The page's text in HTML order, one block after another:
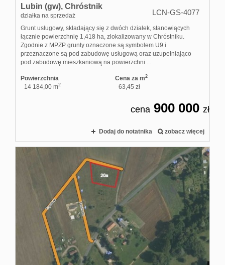
Lubin (gw), Chróstnik
działka na sprzedaż LCN-GS-4077
Grunt usługowy, składający się z dwóch działek, stanowiących
łącznie powierzchnię 1,418 ha, zlokalizowany w Chróstniku.
Zgodnie z MPZP grunty oznaczone są symbolem U9 i
przeznaczone są pod zabudowę usługową oraz uzupełniająco
pod zabudowę mieszkaniową na powierzchni ...
Powierzchnia
14 184,00 m2
Cena za m2
63,45 zł
cena 900 000 zł
Dodaj do notatnika zobacz więcej